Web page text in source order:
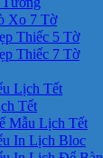
Xo 7 Tờ
Thiếc 5 Tờ
Thiếc 7 Tờ
Lịch Tết
Tết
Mẫu Lịch Tết
In Lịch Bloc